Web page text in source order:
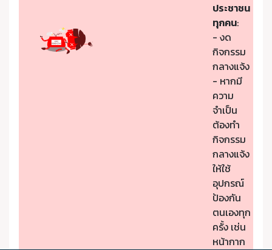
ประชาชน
ทุกคน:
- งด
กิจกรรม
กลางแจ้ง
- หากมี
ความ
จำเป็น
ต้องทำ
กิจกรรม
กลางแจ้ง
ให้ใช้
อุปกรณ์
ป้องกัน
ตนเองทุก
ครั้ง เช่น
หน้ากาก